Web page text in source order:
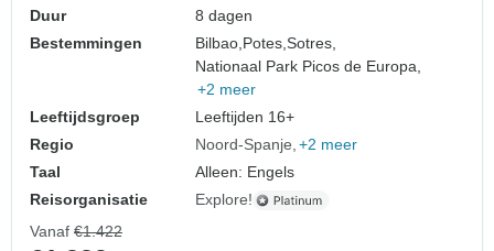
Duur
8 dagen
Bestemmingen
Bilbao, Potes,Sotres,
Nationaal Park Picos de Europa,
+2 meer
Leeftijdsgroep
Leeftijden 16+
Regio
Noord-Spanje +2 meer
Taal
Alleen: Engels
Reisorganisatie
Explore!
Vanaf €1.422